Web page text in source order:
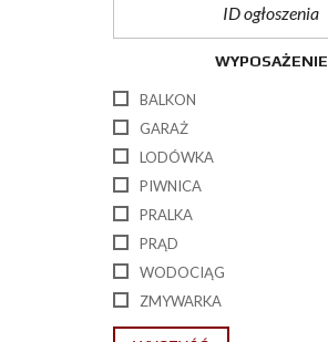
WYPOSAŻENIE
BALKON
GARAŻ
LODÓWKA
PIWNICA
PRALKA
PRĄD
WODOCIĄG
ZMYWARKA